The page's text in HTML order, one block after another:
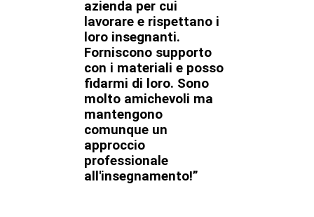
azienda per cui
lavorare e rispettano i
loro insegnanti.
Forniscono supporto
con i materiali e posso
fidarmi di loro. Sono
molto amichevoli ma
mantengono
comunque un
approccio
professionale
all'insegnamento!”